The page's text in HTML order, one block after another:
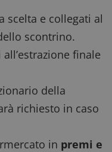
scelta e collegati al
scontrino.
finale
della
richiesto in caso
in premi e